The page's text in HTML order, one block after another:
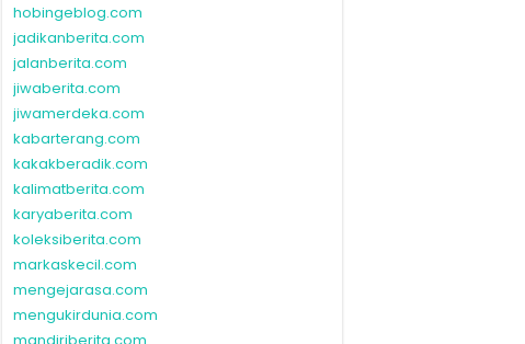
hobingeblog.com
jadikanberita.com
jalanberita.com
jiwaberita.com
jiwamerdeka.com
kabarterang.com
kakakberadik.com
kalimatberita.com
karyaberita.com
koleksiberita.com
markaskecil.com
mengejarasa.com
mengukirdunia.com